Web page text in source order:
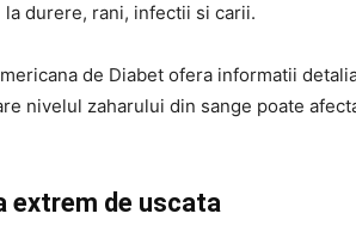
la durere, rani, infectii si carii.
de Diabet ofera informatii
nivelul zaharului din sange poate
extrem de uscata